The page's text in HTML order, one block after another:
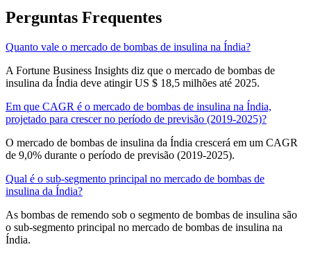
Perguntas Frequentes
Quanto vale o mercado de bombas de insulina na Índia?
A Fortune Business Insights diz que o mercado de bombas de
insulina da Índia deve atingir US $ 18,5 milhões até 2025.
Em que CAGR é o mercado de bombas de insulina na Índia,
projetado para crescer no período de previsão (2019-2025)?
O mercado de bombas de insulina da Índia crescerá em um CAGR
de 9,0% durante o período de previsão (2019-2025).
Qual é o sub-segmento principal no mercado de bombas de
insulina da Índia?
As bombas de remendo sob o segmento de bombas de insulina são
o sub-segmento principal no mercado de bombas de insulina na
Índia.